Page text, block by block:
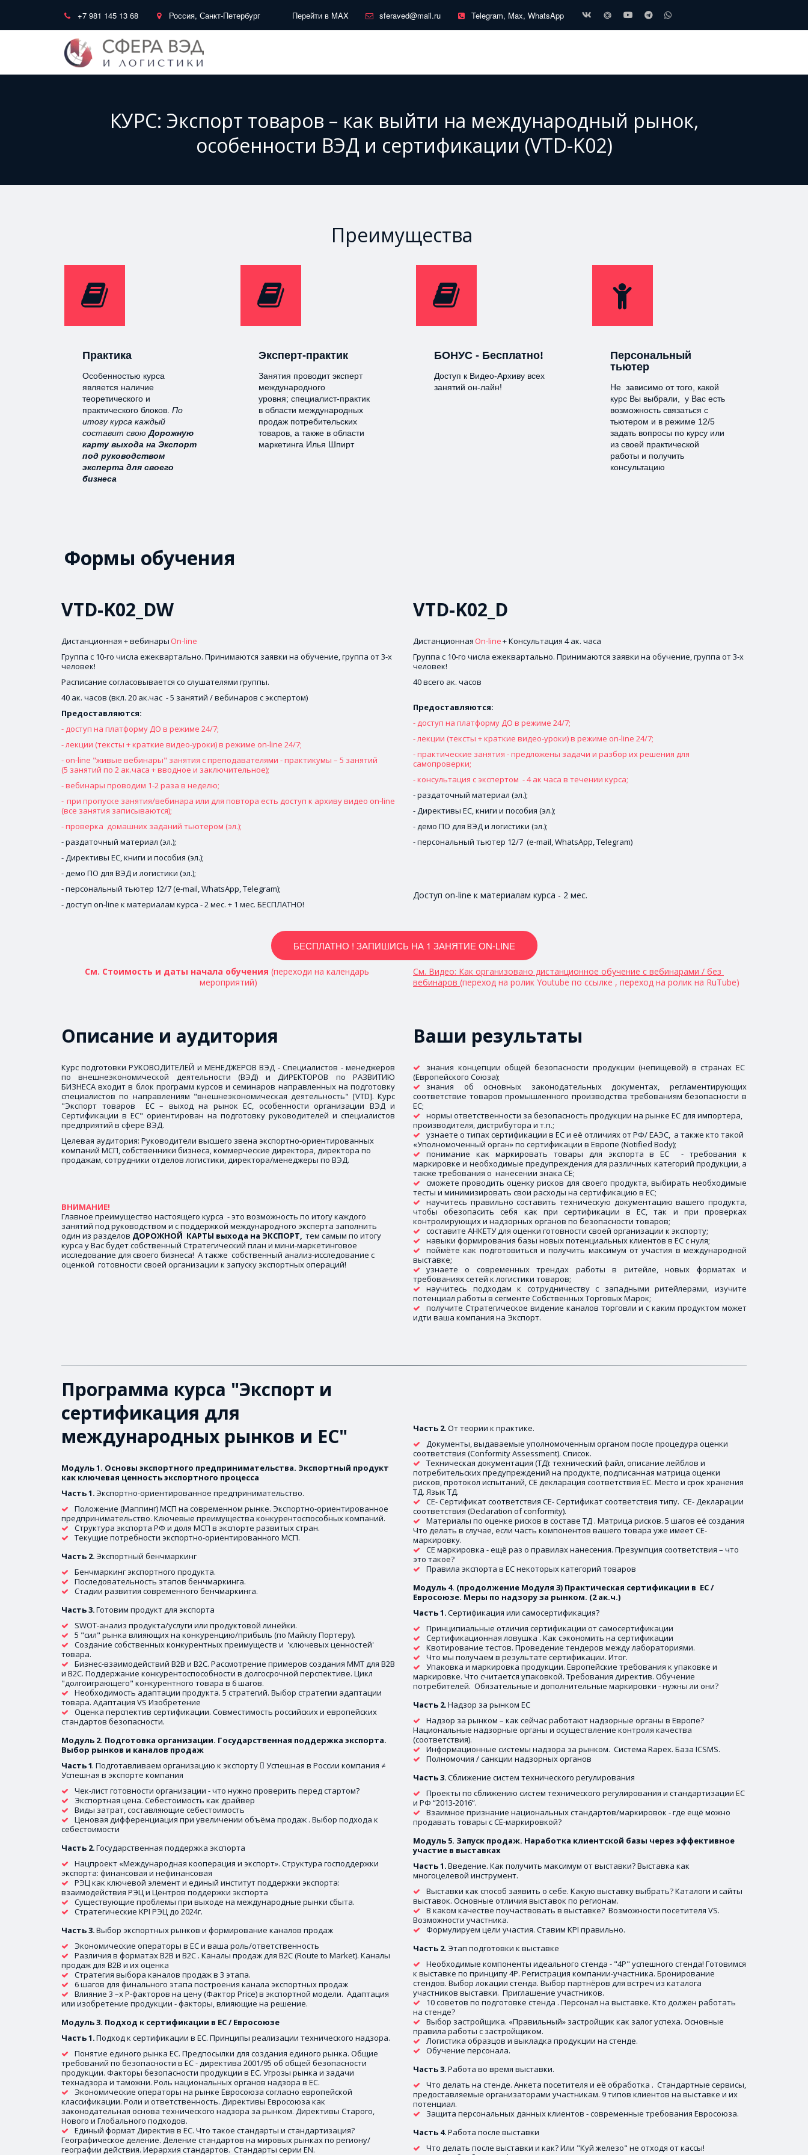
+7 981 145 13 68 Россия, Санкт-Петербург Перейти в MAX sferaved@mail.ru Telegram, Max, WhatsApp
КУРС: Экспорт товаров – как выйти на международный рынок,
особенности ВЭД и сертификации (VTD-K02)
Преимущества
Практика
Особенностью курса
является наличие
теоретического и
практического блоков. По
итогу курса каждый
составит своюДорожную
карту выхода на Экспорт
под руководством
эксперта для своего
бизнеса
Эксперт-практик
Занятия проводит эксперт
международного
уровня; специалист-практик
в области международных
продаж потребительских
товаров, а также в области
маркетинга Илья Шпирт
БОНУС - Бесплатно!
Доступ к Видео-Архиву всех
занятий он-лайн!
Персональный
тьютер
Не зависимо от того, какой
курс Вы выбрали, у Вас есть
возможность связаться с
тьютером и в режиме 12/5
задать вопросы по курсу или
из своей практической
работы и получить
консультацию
Формы обучения
VTD-K02_DW
Дистанционная + вебинары On-line
Группа с 10-го числа ежеквартально. Принимаются заявки на обучение, группа от 3-х
человек!
Расписание согласовывается со слушателями группы.
40 ак. часов (вкл. 20 ак.час  - 5 занятий / вебинаров с экспертом)
Предоставляются:
- доступ на платформу ДО в режиме 24/7;
- лекции (тексты + краткие видео-уроки) в режиме on-line 24/7;
- on-line "живые вебинары" занятия с преподавателями - практикумы – 5 занятий
(5 занятий по 2 ак.часа + вводное и заключительное);
- вебинары проводим 1-2 раза в неделю;
- при пропуске занятия/вебинара или для повтора есть доступ к архиву видео on-line
(все занятия записываются);
- проверка  домашних заданий тьютером (эл.);
- раздаточный материал (эл.);
- Директивы ЕС, книги и пособия (эл.);
- демо ПО для ВЭД и логистики (эл.);
- персональный тьютер 12/7 (e-mail, WhatsApp, Telegram);
- доступ on-line к материалам курса - 2 мес. + 1 мес. БЕСПЛАТНО!
VTD-K02_D
Дистанционная On-line + Консультация 4 ак. часа
Группа с 10-го числа ежеквартально. Принимаются заявки на обучение, группа от 3-х
человек!
40 всего ак. часов
Предоставляются:
- доступ на платформу ДО в режиме 24/7;
- лекции (тексты + краткие видео-уроки) в режиме on-line 24/7;
- практические занятия - предложены задачи и разбор их решения для
самопроверки;
- консультация с экспертом  - 4 ак часа в течении курса;
- раздаточный материал (эл.);
- Директивы ЕС, книги и пособия (эл.);
- демо ПО для ВЭД и логистики (эл.);
- персональный тьютер 12/7  (e-mail, WhatsApp, Telegram)
Доступ on-line к материалам курса - 2 мес.
БЕСПЛАТНО ! ЗАПИШИСЬ НА 1 ЗАНЯТИЕ ОN-LINE
См. Стоимость и даты начала обучения (переходи на календарь
мероприятий)
См. Видео: Как организовано дистанционное обучение с вебинарами / без
вебинаров (переход на ролик Youtube по ссылке , переход на ролик на RuTube)
Описание и аудитория
Курс подготовки РУКОВОДИТЕЛЕЙ и МЕНЕДЖЕРОВ ВЭД - Специалистов - менеджеров
по внешнеэкономической деятельности (ВЭД) и ДИРЕКТОРОВ по РАЗВИТИЮ
БИЗНЕСА входит в блок программ курсов и семинаров направленных на подготовку
специалистов по направлениям "внешнеэкономическая деятельность" [VTD]. Курс
"Экспорт товаров ЕС – выход на рынок ЕС, особенности организации ВЭД и
Сертификации в ЕС" ориентирован на подготовку руководителей и специалистов
предприятий в сфере ВЭД.
Целевая аудитория: Руководители высшего звена экспортно-ориентированных
компаний МСП, собственники бизнеса, коммерческие директора, директора по
продажам, сотрудники отделов логистики, директора/менеджеры по ВЭД.
Главное преимущество настоящего курса  - это возможность по итогу каждого
занятий под руководством и с поддержкой международного эксперта заполнить
один из разделов ДОРОЖНОЙ  КАРТЫ выхода на ЭКСПОРТ,
  тем самым по итогу
курса у Вас будет собственный Стратегический план и мини-маркетинговое
исследование для своего бизнеса!  А также  собственный анализ-исследование с
оценкой  готовности своей организации к запуску экспортных операций!
Ваши результаты
знания концепции общей безопасности продукции (непищевой) в странах ЕС
(Европейского Союза);
знания об основных законодательных документах, регламентирующих
соответствие товаров промышленного производства требованиям безопасности в
ЕС;
нормы ответственности за безопасность продукции на рынке ЕС для импортера,
производителя, дистрибутора и т.п.;
узнаете о типах сертификации в ЕС и её отличиях от РФ/ ЕАЭС,  а также кто такой
«Уполномоченный орган» по сертификации в Европе (Notified Body);
понимание как маркировать товары для экспорта в ЕС - требования к
маркировке и необходимые предупреждения для различных категорий продукции, а
также требования о нанесении знака CE;
сможете проводить оценку рисков для своего продукта, выбирать необходимые
тесты и минимизировать свои расходы на сертификацию в ЕС;
научитесь правильно составить техническую документацию вашего продукта,
чтобы обезопасить себя как при сертификации в ЕС, так и при проверках
контролирующих и надзорных органов по безопасности товаров;
составите АНКЕТУ для оценки готовности своей организации к экспорту;
навыки формирования базы новых потенциальных клиентов в ЕС с нуля;
поймёте как подготовиться и получить максимум от участия в международной
выставке;
узнаете о современных трендах работы в ритейле, новых форматах и
требованиях сетей к логистики товаров;
научитесь подходам к сотрудничеству с западными ритейлерами, изучите
потенциал работы в сегменте Собственных Торговых Марок;
получите Стратегическое видение каналов торговли и с каким продуктом может
идти ваша компания на Экспорт.
Программа курса "Экспорт и
сертификация для
международных рынков и ЕС"
Модуль 1. Основы экспортного предпринимательства. Экспортный продукт
как ключевая ценность экспортного процесса
Часть 1. Экспортно-ориентированное предпринимательство.
Положение (Маппинг) МСП на современном рынке. Экспортно-ориентированное
предпринимательство. Ключевые преимущества конкурентоспособных компаний.
Структура экспорта РФ и доля МСП в экспорте развитых стран.
Текущие потребности экспортно-ориентированного МСП.
Часть 2. Экспортный бенчмаркинг
Бенчмаркинг экспортного продукта.
Последовательность этапов бенчмаркинга.
Стадии развития современного бенчмаркинга.
Часть 3. Готовим продукт для экспорта
SWOT-анализ продукта/услуги или продуктовой линейки.
5 "сил" рынка влияющих на конкуренцию/прибыль (по Майклу Портеру).
Создание собственных конкурентных преимуществ и  'ключевых ценностей'
товара.
Бизнес-взаимодействий B2B и B2C. Рассмотрение примеров создания ММТ для B2B
и B2C. Поддержание конкурентоспособности в долгосрочной перспективе. Цикл
"долгоиграющего" конкурентного товара в 6 шагов.
Необходимость адаптации продукта. 5 стратегий. Выбор стратегии адаптации
товара. Адаптация VS Изобретение
Оценка перспектив сертификации. Совместимость российских и европейских
стандартов безопасности.
Модуль 2. Подготовка организации. Государственная поддержка экспорта.
Выбор рынков и каналов продаж
Часть 1. Подготавливаем организацию к экспорту  Успешная в России компания ≠
Успешная в экспорте компания
Чек-лист готовности организации - что нужно проверить перед стартом?
Экспортная цена. Себестоимость как драйвер
Виды затрат, составляющие себестоимость
Ценовая дифференциация при увеличении объёма продаж . Выбор подхода к
себестоимости
Часть 2. Государственная поддержка экспорта
Нацпроект «Международная кооперация и экспорт». Структура господдержки
экспорта: финансовая и нефинансовая
РЭЦ как ключевой элемент и единый институт поддержки экспорта:
взаимодействия РЭЦ и Центров поддержки экспорта
Существующие проблемы при выходе на международные рынки сбыта.
Стратегические KPI РЭЦ до 2024г.
Часть 3. Выбор экспортных рынков и формирование каналов продаж
Экономические операторы в ЕС и ваша роль/ответственность
Различия в форматах B2B и B2C . Каналы продаж для B2C (Route to Market). Каналы
продаж для B2B и их оценка
Стратегия выбора каналов продаж в 3 этапа.
6 шагов для финального этапа построения канала экспортных продаж
Влияние 3 –х P-факторов на цену (Фактор Price) в экспортной модели.  Адаптация
или изобретение продукции - факторы, влияющие на решение.
Модуль 3. Подход к сертификации в ЕС / Евросоюзе
Часть 1. Подход к сертификации в ЕС. Принципы реализации технического надзора.
Понятие единого рынка ЕС. Предпосылки для создания единого рынка. Общие
требований по безопасности в ЕС - директива 2001/95 об общей безопасности
продукции. Факторы безопасности продукции в ЕС. Угрозы рынка и задачи
технадзора и таможни. Роль национальных органов надзора в ЕС.
Экономические операторы на рынке Евросоюза согласно европейской
классификации. Роли и ответственность. Директивы Евросоюза как
законодательная основа технического надзора за рынком. Директивы Старого,
Нового и Глобального подходов.
Единый формат Директив в ЕС. Что такое стандарты и стандартизация?
Географическое деление. Деление стандартов на мировых рынках по региону/
географии действия. Иерархия стандартов.  Стандарты серии EN.
Часть 2. От теории к практике.
Документы, выдаваемые уполномоченным органом после процедура оценки
соответствия (Conformity Assessment). Список.
Техническая документация (ТД): технический файл, описание лейблов и
потребительских предупреждений на продукте, подписанная матрица оценки
рисков, протокол испытаний, СE декларация соответствия ЕС. Место и срок хранения
ТД. Язык ТД.
CE- Сертификат соответствия CE- Сертификат соответствия типу.  CE- Декларации
соответствия (Declaration of conformity).
Материалы по оценке рисков в составе ТД . Матрица рисков. 5 шагов её создания
Что делать в случае, если часть компонентов вашего товара уже имеет СE-
маркировку.
СЕ маркировка - ещё раз о правилах нанесения. Презумпция соответствия – что
это такое?
Правила экспорта в ЕС некоторых категорий товаров
Модуль 4. (продолжение Модуля 3) Практическая сертификации в  ЕС /
Евросоюзе. Меры по надзору за рынком. (2 ак.ч.)
Часть 1. Сертификация или самосертификация?
Принципиальные отличия сертификации от самосертификации
Сертификационная ловушка . Как сэкономить на сертификации
Квотирование тестов. Проведение тендеров между лабораториями.
Что мы получаем в результате сертификации. Итог.
Упаковка и маркировка продукции. Европейские требования к упаковке и
маркировке. Что считается упаковкой. Требования директив. Обучение
потребителей.  Обязательные и дополнительные маркировки - нужны ли они?
Часть 2. Надзор за рынком ЕС
Надзор за рынком – как сейчас работают надзорные органы в Европе?
Национальные надзорные органы и осуществление контроля качества
(соответствия).
Информационные системы надзора за рынком.  Система Rapex. База ICSMS.
Полномочия / санкции надзорных органов
Часть 3. Сближение систем технического регулирования
Проекты по сближению систем технического регулирования и стандартизации ЕС
и РФ “2013-2016”.
Взаимное признание национальных стандартов/маркировок - где ещё можно
продавать товары с CE-маркировкой?
Модуль 5. Запуск продаж. Наработка клиентской базы через эффективное
участие в выставках
Часть 1. Введение. Как получить максимум от выставки? Выставка как
многоцелевой инструмент.
Выставки как способ заявить о себе. Какую выставку выбрать? Каталоги и сайты
выставок. Основные отличия выставок по регионам.
В каком качестве поучаствовать в выставке?  Возможности посетителя VS.
Возможности участника.
Формулируем цели участия. Ставим KPI правильно.
Часть 2. Этап подготовки к выставке
Необходимые компоненты идеального стенда - "4P" успешного стенда! Готовимся
к выставке по принципу 4P. Регистрация компании-участника. Бронирование
стендов. Выбор локации стенда. Выбор партнёров для встреч из каталога
участников выставки.  Приглашение участников.
10 советов по подготовке стенда . Персонал на выставке. Кто должен работать
на стенде?
Выбор застройщика. «Правильный» застройщик как залог успеха. Основные
правила работы с застройщиком.
Логистика образцов и выкладка продукции на стенде.
Обучение персонала.
Часть 3. Работа во время выставки.
Что делать на стенде. Анкета посетителя и её обработка .  Стандартные сервисы,
предоставляемые организаторами участникам. 9 типов клиентов на выставке и их
потенциал.
Защита персональных данных клиентов - современные требования Евросоюза.
Часть 4. Работа после выставки
Что делать после выставки и как? Или "Куй железо" не отходя от кассы!